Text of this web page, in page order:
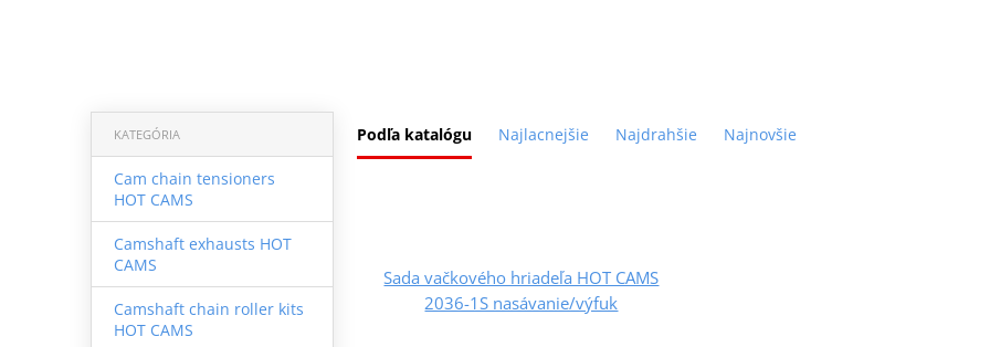
Podľa katalógu Najlacnejšie Najdrahšie Najnovšie
KATEGÓRIA
Cam chain tensioners
HOT CAMS
Camshaft exhausts HOT
CAMS
Camshaft chain roller kits
HOT CAMS
Sada vačkového hriadeľa HOT CAMS
2036-1S nasávanie/výfuk